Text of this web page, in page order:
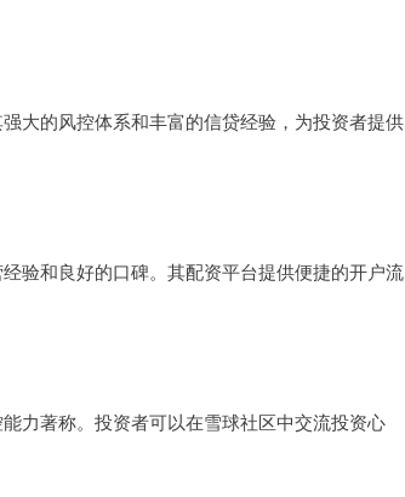
大的风控体系和丰富的信贷经验，为投资者提供
验和良好的口碑。其配资平台提供便捷的开户流
力著称。投资者可以在雪球社区中交流投资心